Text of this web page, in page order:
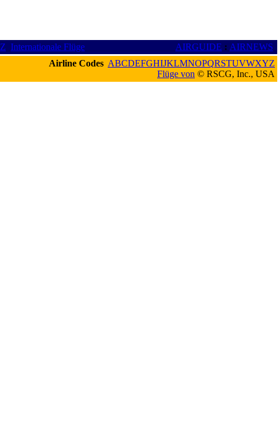
Z Internationale Flüge AIRGUIDE : AIRNEWS
Airline Codes ABCDEFGHIJKLMNOPQRSTUVWXYZ
Flüge von © RSCG, Inc., USA